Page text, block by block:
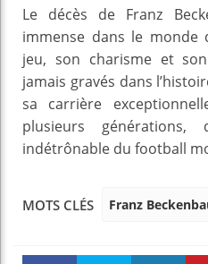
Le décès de Franz
immense dans le monde
jeu, son charisme et
jamais gravés dans
sa carrière
plusieurs générations,
indétrônable du football
MOTS CLÉS Franz